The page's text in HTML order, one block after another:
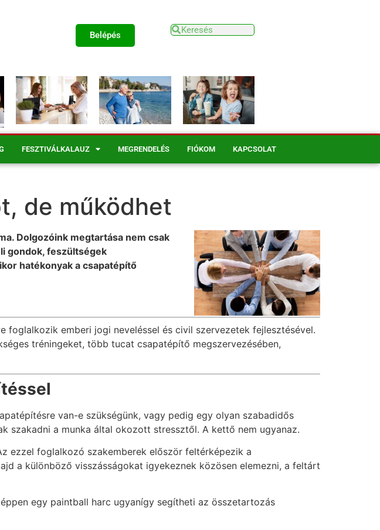
Belépés
FESZTIVÁLKALAUZ MEGRENDELÉS FIÓKOM KAPCSOLAT
de működhet
Dolgozóink megtartása nem csak
gondok, feszültségek
hatékonyak a csapatépítő
foglalkozik emberi jogi neveléssel és civil szervezetek fejlesztésével.
tréningeket, több tucat csapatépítő megszervezésében,
van-e szükségünk, vagy pedig egy olyan szabadidős
szakadni a munka által okozott stressztől. A kettő nem ugyanaz.
ezzel foglalkozó szakemberek először feltérképezik a
a különböző visszásságokat igyekeznek közösen elemezni, a feltárt
egy paintball harc ugyanígy segítheti az összetartozás